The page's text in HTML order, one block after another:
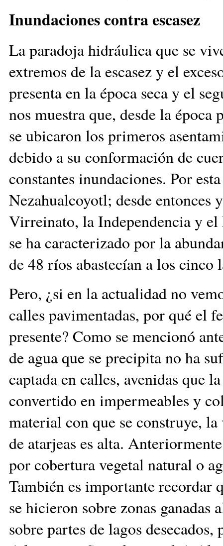
Inundaciones contra escasez
La paradoja hidráulica que se
extremos de la escasez y el
presenta en la época seca y el
nos muestra que, desde la
se ubicaron los primeros
debido a su conformación de
constantes inundaciones. Por
Nezahualcoyotl; desde entonces
Virreinato, la Independencia y
se ha caracterizado por la
de 48 ríos abastecían a los cinco
Pero, ¿si en la actualidad no
calles pavimentadas, por qué el
presente? Como se mencionó
de agua que se precipita no ha
captada en calles, avenidas que
convertido en impermeables y
material con que se construye,
de atarjeas es alta.
por cobertura vegetal natural o
También es importante recordar
se hicieron sobre zonas ganadas
sobre partes de lagos